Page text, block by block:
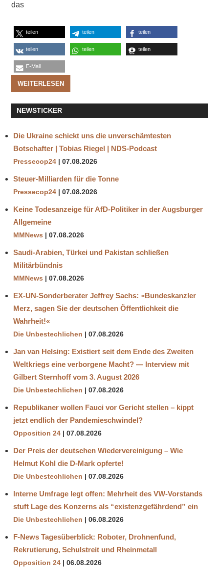
das
teilen teilen teilen
teilen teilen teilen
E-Mail
WEITERLESEN
NEWSTICKER
Die Ukraine schickt uns die unverschämtesten
Botschafter | Tobias Riegel | NDS-Podcast
Pressecop24 07.08.2026
Steuer-Milliarden für die Tonne
Pressecop24 07.08.2026
Keine Todesanzeige für AfD-Politiker in der Augsburger
Allgemeine
MMNews 07.08.2026
Saudi-Arabien, Türkei und Pakistan schließen
Militärbündnis
MMNews 07.08.2026
EX-UN-Sonderberater Jeffrey Sachs: »Bundeskanzler
Merz, sagen Sie der deutschen Öffentlichkeit die
Wahrheit!«
Die Unbestechlichen 07.08.2026
Jan van Helsing: Existiert seit dem Ende des Zweiten
Weltkriegs eine verborgene Macht? — Interview mit
Gilbert Sternhoff vom 3. August 2026
Die Unbestechlichen 07.08.2026
Republikaner wollen Fauci vor Gericht stellen – kippt
jetzt endlich der Pandemieschwindel?
Opposition 24 07.08.2026
Der Preis der deutschen Wiedervereinigung – Wie
Helmut Kohl die D‑Mark opferte!
Die Unbestechlichen 07.08.2026
Interne Umfrage legt offen: Mehrheit des VW-Vorstands
stuft Lage des Konzerns als “existenzgefährdend” ein
Die Unbestechlichen 06.08.2026
F-News Tagesüberblick: Roboter, Drohnenfund,
Rekrutierung, Schulstreit und Rheinmetall
Opposition 24 06.08.2026